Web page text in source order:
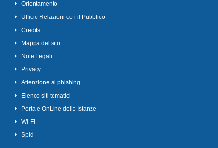
Orientamento
Ufficio Relazioni con il Pubblico
Credits
Mappa del sito
Note Legali
Privacy
Attenzione al phishing
Elenco siti tematici
Portale OnLine delle Istanze
Wi-Fi
Spid